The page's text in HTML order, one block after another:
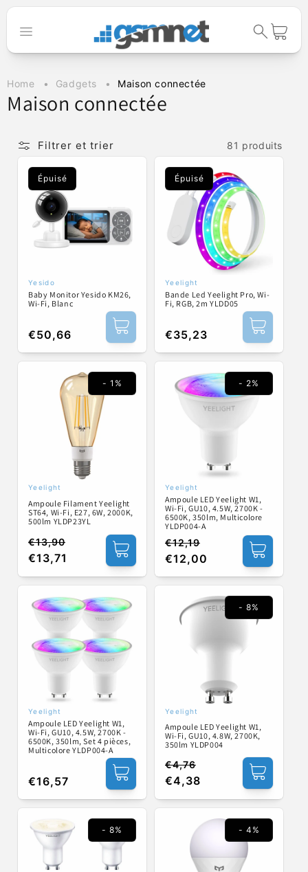
passer au
Panier
Home Gadgets Maison connectée
C
Maison connectée
Filtrer et trier 81 produits
Épuisé
Fournisseur :
Yesido
Baby Monitor Yesido KM26,
Wi-Fi, Blanc
Prix
habituel
€50,66
Épuisé
Fournisseur :
Yeelight
Bande Led Yeelight Pro, Wi-
Fi, RGB, 2m YLDD05
Prix
habituel
€35,23
- 1%
Fournisseur :
Yeelight
Ampoule Filament Yeelight
ST64, Wi-Fi, E27, 6W, 2000K,
500lm YLDP23YL
Prix
habituel
€13,90
Prix
promotionnel
€13,71
- 2%
Fournisseur :
Yeelight
Ampoule LED Yeelight W1,
Wi-Fi, GU10, 4.5W, 2700K -
6500K, 350lm, Multicolore
YLDP004-A
Prix
habituel
€12,19
Prix
promotionnel
€12,00
Fournisseur :
Yeelight
Ampoule LED Yeelight W1,
Wi-Fi, GU10, 4.5W, 2700K -
6500K, 350lm, Set 4 pièces,
Multicolore YLDP004-A
Prix
habituel
€16,57
- 8%
Fournisseur :
Yeelight
Ampoule LED Yeelight W1,
Wi-Fi, GU10, 4.8W, 2700K,
350lm YLDP004
Prix
habituel
€4,76
Prix
promotionnel
€4,38
- 8% - 4%